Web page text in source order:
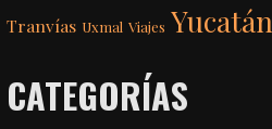
Tranvías Uxmal Viajes Yucatán
CATEGORÍAS